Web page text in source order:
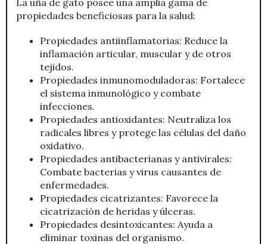
propiedades beneficiosas para la salud:
Propiedades antiinflamatorias: Reduce la
inflamación articular, muscular y de otros
tejidos.
Propiedades inmunomoduladoras: Fortalece
el sistema inmunológico y combate
infecciones.
Propiedades antioxidantes: Neutraliza los
radicales libres y protege las células del daño
oxidativo.
Propiedades antibacterianas y antivirales:
Combate bacterias y virus causantes de
enfermedades.
Propiedades cicatrizantes: Favorece la
cicatrización de heridas y úlceras.
Propiedades desintoxicantes: Ayuda a
eliminar toxinas del organismo.